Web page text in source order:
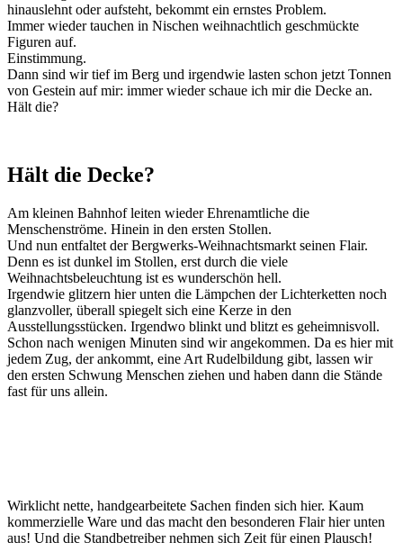
hinauslehnt oder aufsteht, bekommt ein ernstes Problem.
Immer wieder tauchen in Nischen weihnachtlich geschmückte
Figuren auf.
Einstimmung.
Dann sind wir tief im Berg und irgendwie lasten schon jetzt Tonnen
von Gestein auf mir: immer wieder schaue ich mir die Decke an.
Hält die?
Hält die Decke?
Am kleinen Bahnhof leiten wieder Ehrenamtliche die
Menschenströme. Hinein in den ersten Stollen.
Und nun entfaltet der Bergwerks-Weihnachtsmarkt seinen Flair.
Denn es ist dunkel im Stollen, erst durch die viele
Weihnachtsbeleuchtung ist es wunderschön hell.
Irgendwie glitzern hier unten die Lämpchen der Lichterketten noch
glanzvoller, überall spiegelt sich eine Kerze in den
Ausstellungsstücken. Irgendwo blinkt und blitzt es geheimnisvoll.
Schon nach wenigen Minuten sind wir angekommen. Da es hier mit
jedem Zug, der ankommt, eine Art Rudelbildung gibt, lassen wir
den ersten Schwung Menschen ziehen und haben dann die Stände
fast für uns allein.
Wirklicht nette, handgearbeitete Sachen finden sich hier. Kaum
kommerzielle Ware und das macht den besonderen Flair hier unten
aus! Und die Standbetreiber nehmen sich Zeit für einen Plausch!